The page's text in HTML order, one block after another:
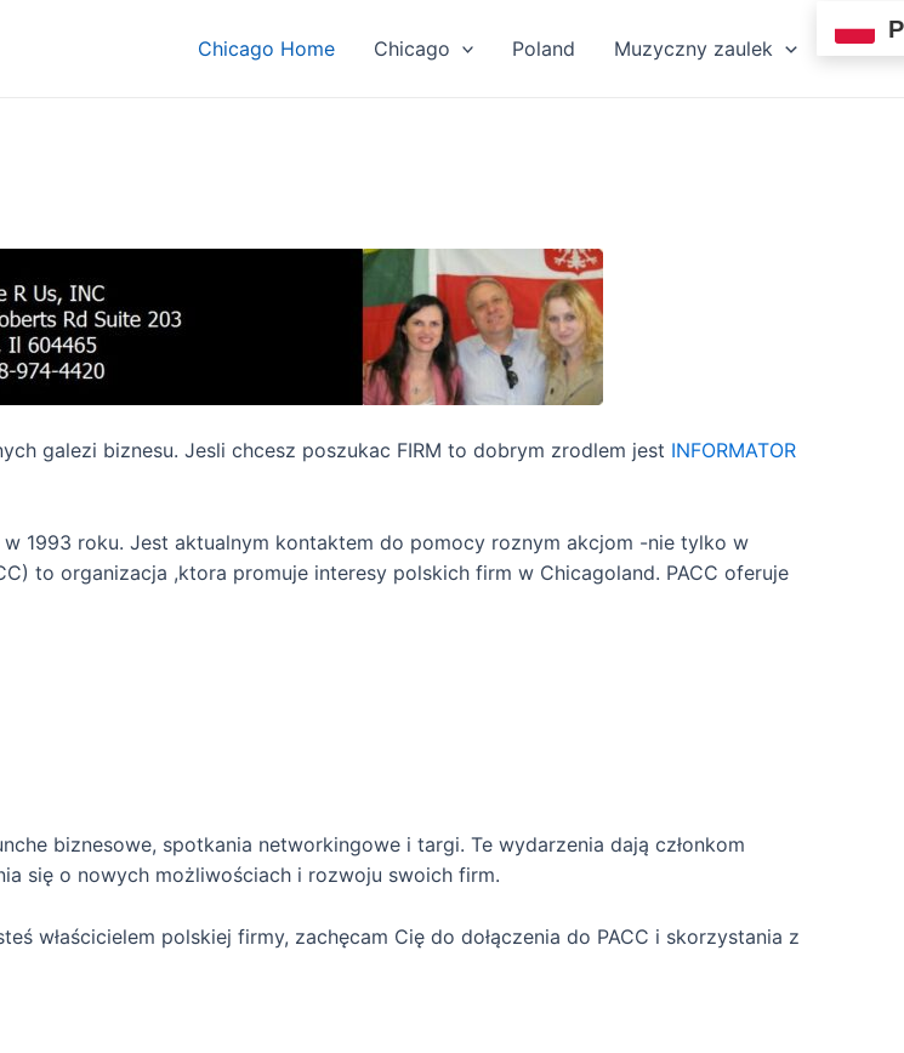
Chicago Home Chicago Poland Muzyczny zaulek
galezi biznesu. Jesli chcesz poszukac FIRM to dobrym zrodlem jest INFORMATOR
1993 roku. Jest aktualnym kontaktem do pomocy roznym akcjom -nie tylko w
to organizacja ,ktora promuje interesy polskich firm w Chicagoland. PACC oferuje
biznesowe, spotkania networkingowe i targi. Te wydarzenia dają członkom
się o nowych możliwościach i rozwoju swoich firm.
właścicielem polskiej firmy, zachęcam Cię do dołączenia do PACC i skorzystania z